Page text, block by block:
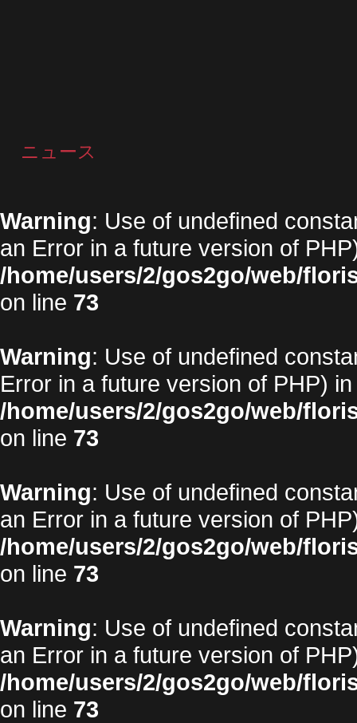
ニュース
Warning: Use of undefined
an Error in a future version of
/home/users/2/gos2go/web/
on line 73
Warning: Use of undefined
Error in a future version of PHP) in
/home/users/2/gos2go/web/
on line 73
Warning: Use of undefined
an Error in a future version of
/home/users/2/gos2go/web/
on line 73
Warning: Use of undefined
an Error in a future version of
/home/users/2/gos2go/web/
on line 73